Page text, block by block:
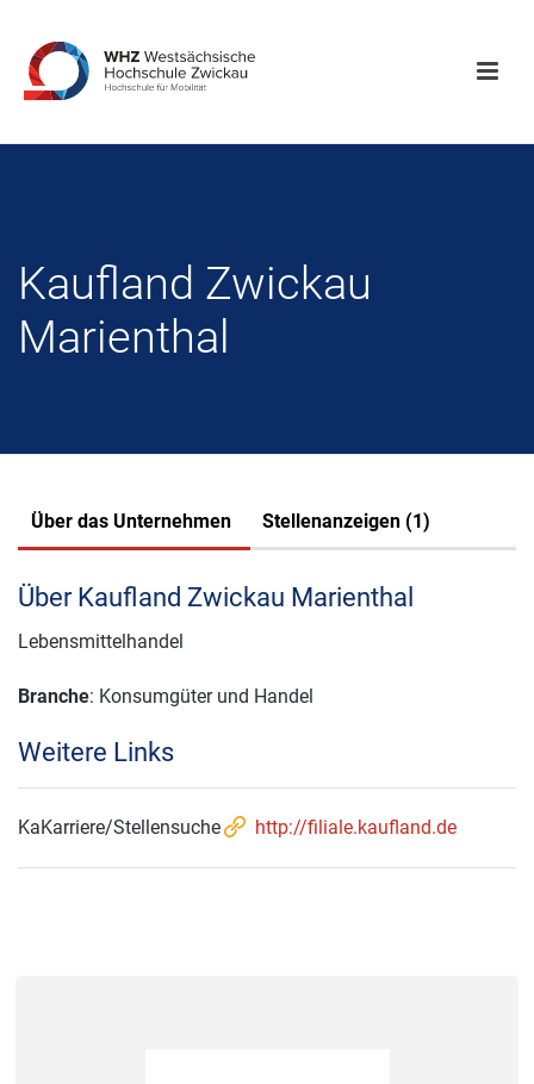
Kaufland Zwickau
Marienthal
Über das Unternehmen Stellenanzeigen (1)
Über Kaufland Zwickau Marienthal
Lebensmittelhandel
Branche: Konsumgüter und Handel
Weitere Links
KaKarriere/Stellensuche http://filiale.kaufland.de